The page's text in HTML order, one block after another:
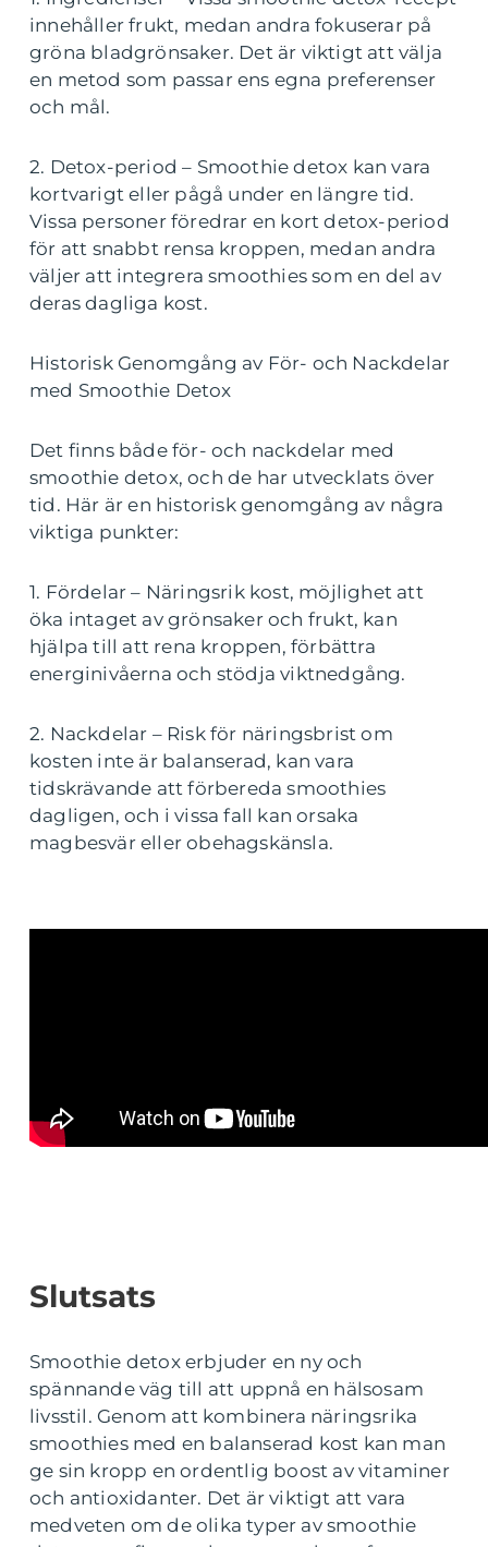
innehåller frukt, medan andra fokuserar på
gröna bladgrönsaker. Det är viktigt att välja
en metod som passar ens egna preferenser
och mål.
2. Detox-period – Smoothie detox kan vara
kortvarigt eller pågå under en längre tid.
Vissa personer föredrar en kort detox-period
för att snabbt rensa kroppen, medan andra
väljer att integrera smoothies som en del av
deras dagliga kost.
Historisk Genomgång av För- och Nackdelar
med Smoothie Detox
Det finns både för- och nackdelar med
smoothie detox, och de har utvecklats över
tid. Här är en historisk genomgång av några
viktiga punkter:
1. Fördelar – Näringsrik kost, möjlighet att
öka intaget av grönsaker och frukt, kan
hjälpa till att rena kroppen, förbättra
energinivåerna och stödja viktnedgång.
2. Nackdelar – Risk för näringsbrist om
kosten inte är balanserad, kan vara
tidskrävande att förbereda smoothies
dagligen, och i vissa fall kan orsaka
magbesvär eller obehagskänsla.
Slutsats
Smoothie detox erbjuder en ny och
spännande väg till att uppnå en hälsosam
livsstil. Genom att kombinera näringsrika
smoothies med en balanserad kost kan man
ge sin kropp en ordentlig boost av vitaminer
och antioxidanter. Det är viktigt att vara
medveten om de olika typer av smoothie